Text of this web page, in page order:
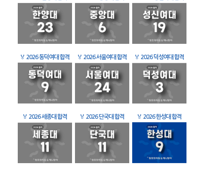
🏅 2026 동덕여대 합격 🏅 2026 서울여대 합격 🏅 2026 덕성여대 합격
🏅 2026 세종대 합격 🏅 2026 단국대 합격 🏅 2026 한성대 합격